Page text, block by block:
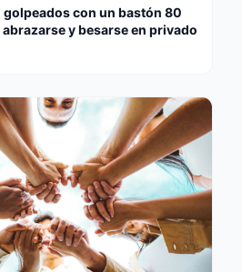
con un bastón 80
y besarse en privado